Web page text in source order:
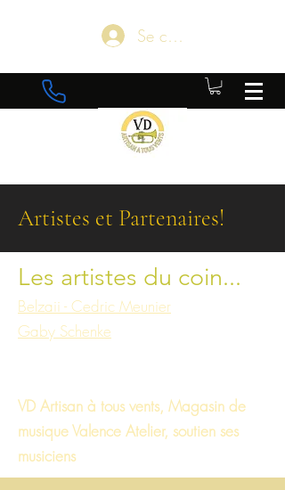
Se connecter
Artistes et Partenaires!
Les artistes du coin...
Belzaii - Cedric Meunier
Gaby Schenke
VD Artisan à tous vents, Magasin de
musique Valence Atelier, soutien ses
musiciens